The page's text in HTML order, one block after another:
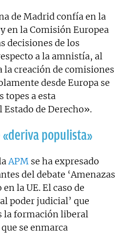
de Madrid confía en la
en la Comisión Europea
decisiones de los
a la amnistía, al
creación de comisiones
desde Europa se
topes a esta
de Derecho».
«deriva populista»
APM se ha expresado
del debate ‘Amenazas
la UE. El caso de
poder judicial’ que
la formación liberal
se enmarca